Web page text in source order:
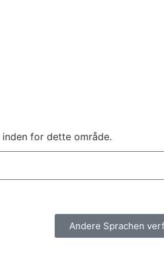
for dette område.
Andere Sprachen